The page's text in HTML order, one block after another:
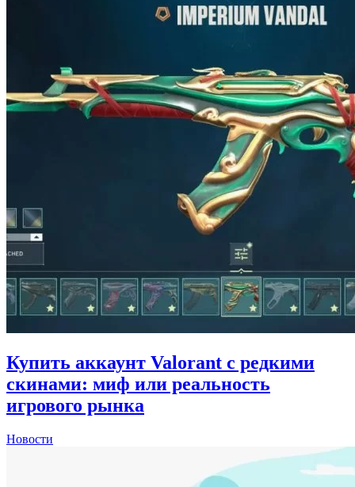
Купить аккаунт Valorant с редкими
скинами: миф или реальность
игрового рынка
Новости